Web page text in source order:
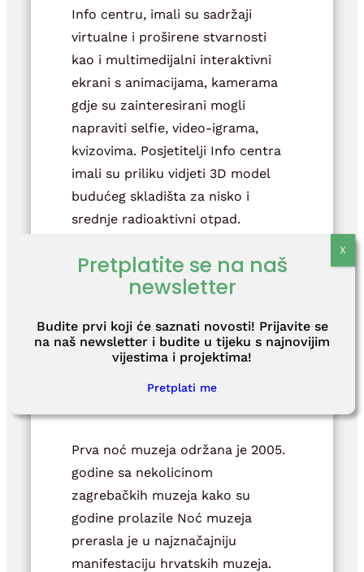
Info centru, imali su sadržaji
virtualne i proširene stvarnosti
kao i multimedijalni interaktivni
ekrani s animacijama, kamerama
gdje su zainteresirani mogli
napraviti selfie, video-igrama,
kvizovima. Posjetitelji Info centra
imali su priliku vidjeti 3D model
budućeg skladišta za nisko i
srednje radioaktivni otpad.
Prva noć muzeja održana je 2005.
godine sa nekolicinom
zagrebačkih muzeja kako su
godine prolazile Noć muzeja
prerasla je u najznačajniju
manifestaciju hrvatskih muzeja.
Pretplatite se na naš
newsletter
Budite prvi koji će saznati novosti! Prijavite se
na naš newsletter i budite u tijeku s najnovijim
vijestima i projektima!
Pretplati me